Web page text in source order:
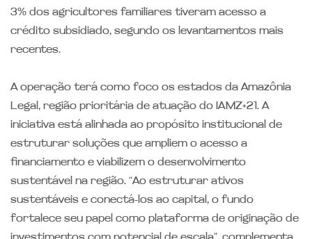
3% dos agricultores familiares tiveram acesso a
crédito subsidiado, segundo os levantamentos mais
recentes.
A operação terá como foco os estados da Amazônia
Legal, região prioritária de atuação do IAMZ+21. A
iniciativa está alinhada ao propósito institucional de
estruturar soluções que ampliem o acesso a
financiamento e viabilizem o desenvolvimento
sustentável na região. “Ao estruturar ativos
sustentáveis e conectá-los ao capital, o fundo
fortalece seu papel como plataforma de originação de